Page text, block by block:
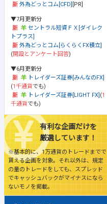
外為どっとコム[CFD] [PR]
▼7月更新分
セントラル短資ＦＸ[ダイレク
トプラス]
外為どっとコム[らくらくFX積立]
(開設とアンケート回答)
▼6月更新分
トレイダーズ証券[みんなのFX]
(1千通貨でも)
トレイダーズ証券[LIGHT FX] (1
千通貨でも)
有利な企画だけを
厳選しています！
※基本的に、1万通貨のトレードまでで
貰える企画を対象。それ以外は、規定
の量のトレードをしても、スプレッド
でキャッシュバックがマイナスになら
ないモノを掲載。